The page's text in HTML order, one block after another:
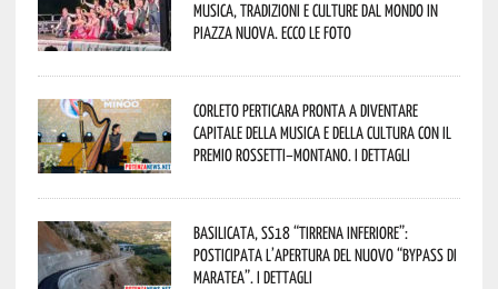
musica, tradizioni e culture dal mondo in
Piazza Nuova. Ecco le foto
Corleto Perticara pronta a diventare
capitale della musica e della cultura con il
Premio Rossetti–Montano. I dettagli
Basilicata, SS18 “Tirrena inferiore”:
posticipata l’apertura del nuovo “Bypass di
Maratea”. I dettagli